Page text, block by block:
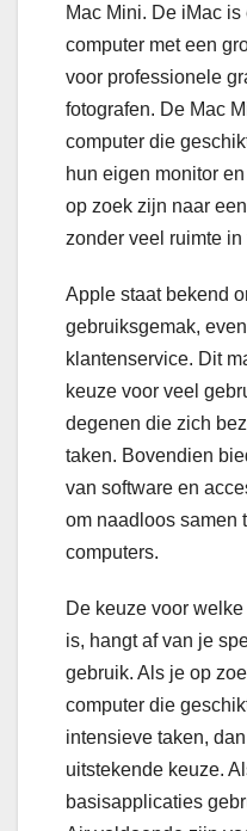
Mac Mini. De iMac
computer met een
voor professionele
fotografen. De Mac
computer die
hun eigen monitor
op zoek zijn naar
zonder veel ruimte in
Apple staat bekend
gebruiksgemak,
klantenservice. Dit
keuze voor veel
degenen die zich
taken. Bovendien
van software en
om naadloos samen
computers.
De keuze voor
is, hangt af van je
gebruik. Als je op
computer die
intensieve taken,
uitstekende keuze.
basisapplicaties